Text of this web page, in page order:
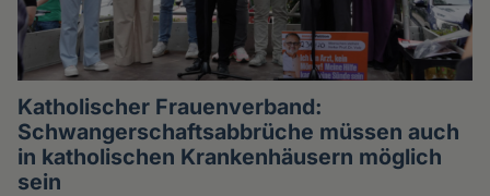
Katholischer Frauenverband:
Schwangerschaftsabbrüche müssen auch
in katholischen Krankenhäusern möglich
sein